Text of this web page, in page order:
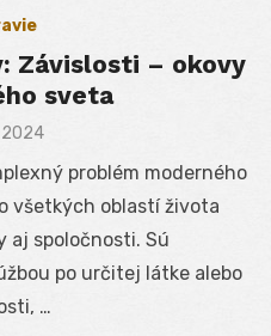
Závislosti – okovy
sveta
2024
problém moderného
všetkých oblastí života
aj spoločnosti. Sú
po určitej látke alebo
…